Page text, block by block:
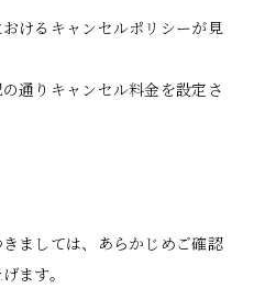
けるキャンセルポリシーが見
通りキャンセル料金を設定さ
ましては、あらかじめご確認
ます。